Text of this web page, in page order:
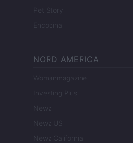
Pet Story
Encocina
NORD AMERICA
Womanmagazine
Investing Plus
Newz
Newz US
Newz California